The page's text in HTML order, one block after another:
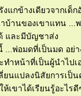
แกข้างเดียวจากเ
บ้านของเขาแทน ...
และมีบัญชาส่ง
...พ่อมดที่เป็นมด อย่า
ำหน้าที่เป็นผู้นำไ
ยนแปลงนิสัยการเ
ห้เขาได้เรียนรู้อะไ